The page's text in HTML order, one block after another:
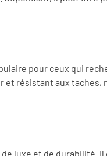
pour ceux qui
et résistant aux
luxe et de durabilité.